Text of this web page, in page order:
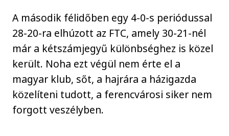
A második félidőben egy 4-0-s periódussal
28-20-ra elhúzott az FTC, amely 30-21-nél
már a kétszámjegyű különbséghez is közel
került. Noha ezt végül nem érte el a
magyar klub, sőt, a hajrára a házigazda
közelíteni tudott, a ferencvárosi siker nem
forgott veszélyben.